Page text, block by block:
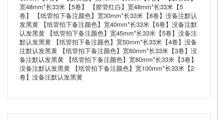
宽48mm*长33米【5卷】 【胶管红白】宽48mm*长33米【5
卷】 【纸管拍下备注颜色】宽30mm*长33米【8卷】没备注默认
发黑黄 【纸管拍下备注颜色】宽40mm*长33米【6卷】没备注默
认发黑黄 【纸管拍下备注颜色】宽45mm*长33米【5卷】没备注
默认发黑黄 【纸管拍下备注颜色】宽50mm*长33米【4卷】没备
注默认发黑黄 【纸管拍下备注颜色】宽60mm*长33米【3卷】没
备注默认发黑黄 【纸管拍下备注颜色】宽80mm*长33米【3卷】
没备注默认发黑黄 【纸管拍下备注颜色】宽100mm*长33米【2
卷】没备注默认发黑黄